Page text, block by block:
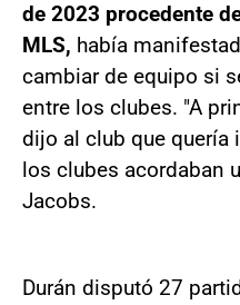
de 2023 procedente
MLS, había
cambiar de equipo si
entre los clubes. "A
dijo al club que quería
los clubes acordaban
Jacobs.
Durán disputó 27